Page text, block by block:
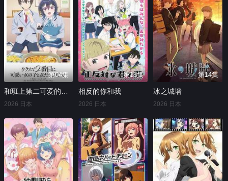
第04集
和班上第二可爱的女孩子成为了朋友
2026 日本
第16集
相反的你和我
2026 日本
第14集
冰之城墙
2026 日本